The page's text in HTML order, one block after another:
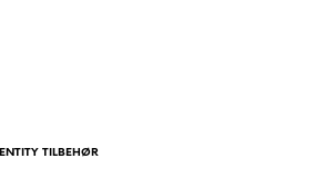
ENTITY TILBEHØR